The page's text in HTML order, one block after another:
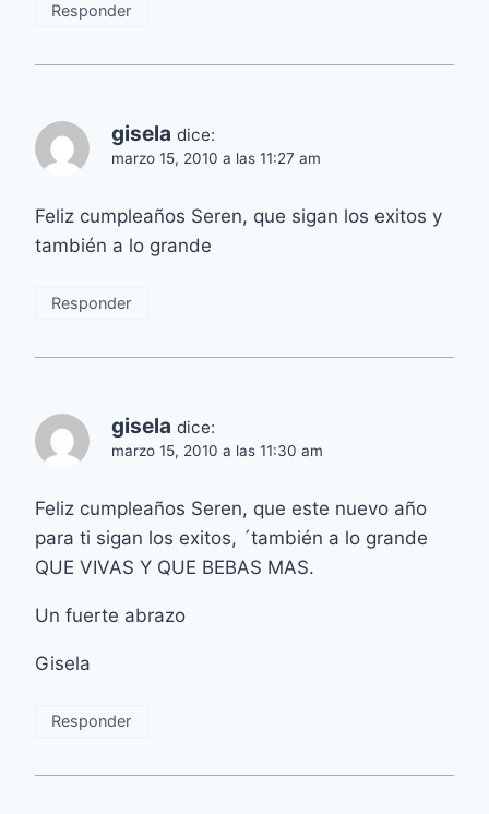
Responder
gisela dice:
marzo 15, 2010 a las 11:27 am
Feliz cumpleaños Seren, que sigan los exitos y
también a lo grande
Responder
gisela dice:
marzo 15, 2010 a las 11:30 am
Feliz cumpleaños Seren, que este nuevo año
para ti sigan los exitos, ´también a lo grande
QUE VIVAS Y QUE BEBAS MAS.
Un fuerte abrazo
Gisela
Responder